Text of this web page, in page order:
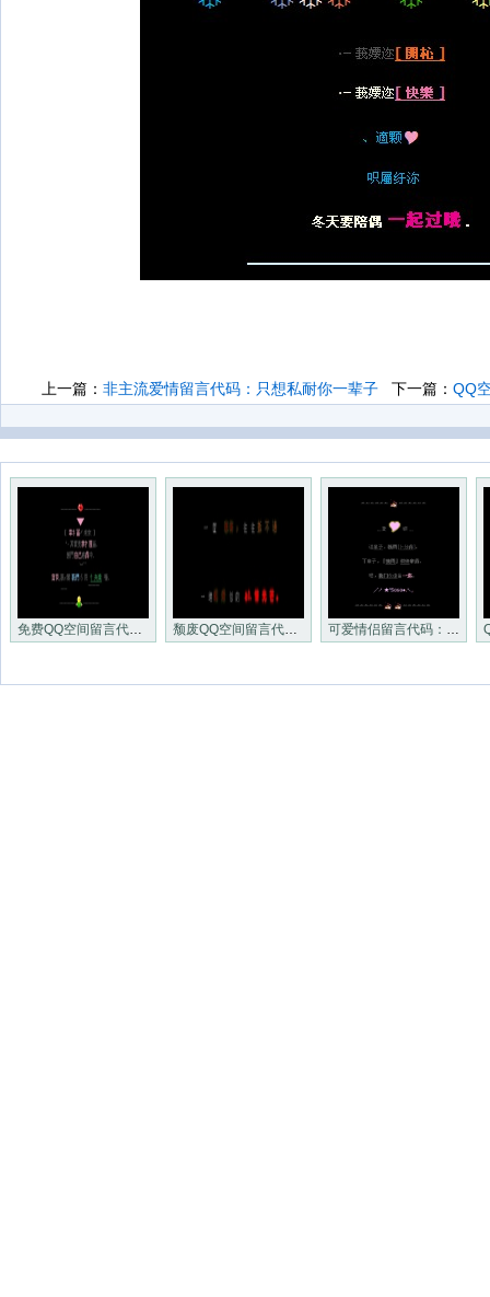
上一篇： 非主流爱情留言代码：只想私耐你一辈子 下一篇： QQ
免费QQ空间留言代码：幸福兜掌 颓废QQ空间留言代码：一筐悲伤 可爱情侣留言代码：嗯，莪门永